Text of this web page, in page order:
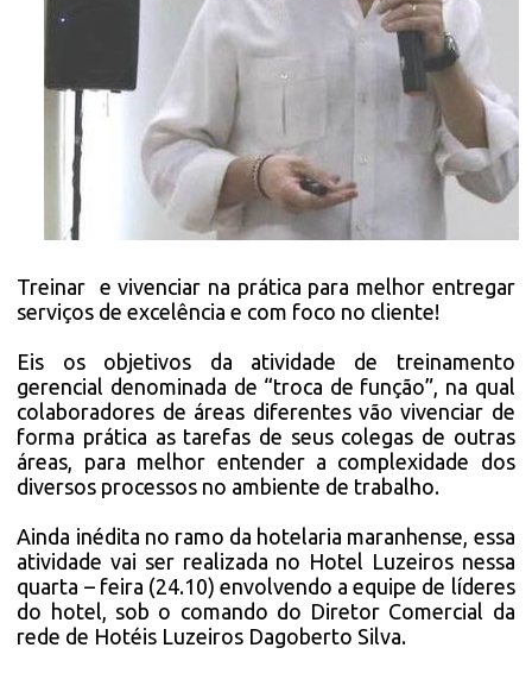
Treinar e vivenciar na prática para melhor entregar
serviços de excelência e com foco no cliente!
Eis os objetivos da atividade de treinamento
gerencial denominada de “troca de função”, na qual
colaboradores de áreas diferentes vão vivenciar de
forma prática as tarefas de seus colegas de outras
áreas, para melhor entender a complexidade dos
diversos processos no ambiente de trabalho.
Ainda inédita no ramo da hotelaria maranhense, essa
atividade vai ser realizada no Hotel Luzeiros nessa
quarta – feira (24.10) envolvendo a equipe de líderes
do hotel, sob o comando do Diretor Comercial da
rede de Hotéis Luzeiros Dagoberto Silva.